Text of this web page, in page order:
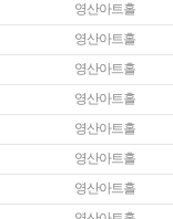
영산아트홀
영산아트홀
영산아트홀
영산아트홀
영산아트홀
영산아트홀
영산아트홀